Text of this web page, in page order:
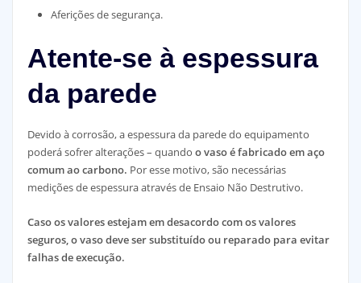
Aferições de segurança.
Atente-se à espessura
da parede
Devido à corrosão, a espessura da parede do equipamento
poderá sofrer alterações – quando o vaso é fabricado em aço
comum ao carbono. Por esse motivo, são necessárias
medições de espessura através de Ensaio Não Destrutivo.
Caso os valores estejam em desacordo com os valores
seguros, o vaso deve ser substituído ou reparado para evitar
falhas de execução.